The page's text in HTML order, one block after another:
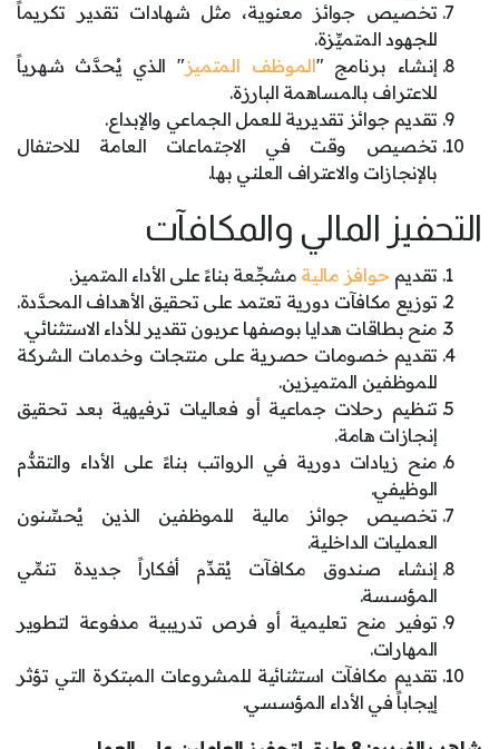
تخصيص جوائز معنوية، مثل شهادات تقدير تكريماً
للجهود المتميِّزة.
إنشاء برنامج "الموظف المتميز" الذي يُحدَّث شهرياً
للاعتراف بالمساهمة البارزة.
تقديم جوائز تقديرية للعمل الجماعي والإبداع.
تخصيص وقت في الاجتماعات العامة للاحتفال
بالإنجازات والاعتراف العلني بها.
التحفيز المالي والمكافآت
تقديم حوافز مالية مشجِّعة بناءً على الأداء المتميز.
توزيع مكافآت دورية تعتمد على تحقيق الأهداف المحدَّدة.
منح بطاقات هدايا بوصفها عربون تقدير للأداء الاستثنائي.
تقديم خصومات حصرية على منتجات وخدمات الشركة
للموظفين المتميزين.
تنظيم رحلات جماعية أو فعاليات ترفيهية بعد تحقيق
إنجازات هامة.
منح زيادات دورية في الرواتب بناءً على الأداء والتقدُّم
الوظيفي.
تخصيص جوائز مالية للموظفين الذين يُحسِّنون
العمليات الداخلية.
إنشاء صندوق مكافآت يُقدِّم أفكاراً جديدة تنمِّي
المؤسسة.
توفير منح تعليمية أو فرص تدريبية مدفوعة لتطوير
المهارات.
تقديم مكافآت استثنائية للمشروعات المبتكرة التي تؤثر
إيجاباً في الأداء المؤسسي.